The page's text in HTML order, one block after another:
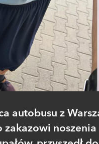
autobusu z
zakazowi